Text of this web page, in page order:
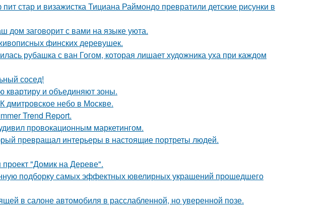
стар и визажистка Тициана Раймондо превратили детские рисунки в
дом заговорит с вами на языке уюта.
финских деревушек.
рубашка с ван Гогом, которая лишает художника уха при каждом
сосед!
квартиру и объединяют зоны.
дмитровское небо в Москве.
Trend Report.
провокационным маркетингом.
превращал интерьеры в настоящие портреты людей.
"Домик на Дереве".
подборку самых эффектных ювелирных украшений прошедшего
в салоне автомобиля в расслабленной, но уверенной позе.